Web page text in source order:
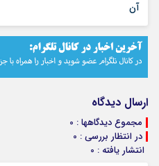
آن
ارسال دیدگاه
مجموع دیدگاهها : 0
در انتظار بررسی : 0
انتشار یافته : 0